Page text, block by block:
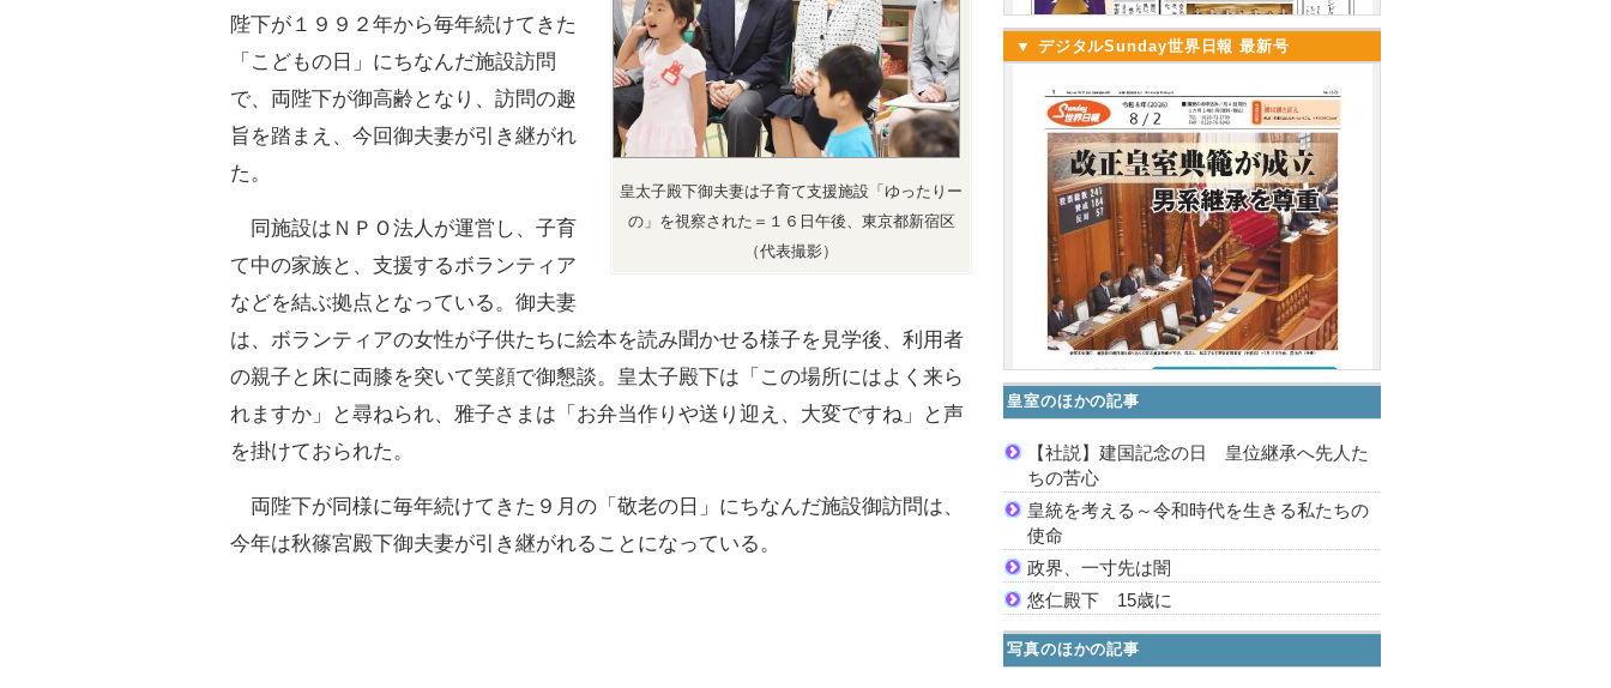
皇太子殿下御夫妻は子育て支援施設「ゆったりー
の」を視察された＝１６日午後、東京都新宿区
（代表撮影）
陛下が１９９２年から毎年続けてきた
「こどもの日」にちなんだ施設訪問
で、両陛下が御高齢となり、訪問の趣
旨を踏まえ、今回御夫妻が引き継がれ
た。
同施設はＮＰＯ法人が運営し、子育
て中の家族と、支援するボランティア
などを結ぶ拠点となっている。御夫妻
は、ボランティアの女性が子供たちに絵本を読み聞かせる様子を見学後、利用者
の親子と床に両膝を突いて笑顔で御懇談。皇太子殿下は「この場所にはよく来ら
れますか」と尋ねられ、雅子さまは「お弁当作りや送り迎え、大変ですね」と声
を掛けておられた。
両陛下が同様に毎年続けてきた９月の「敬老の日」にちなんだ施設御訪問は、
今年は秋篠宮殿下御夫妻が引き継がれることになっている。
▼ デジタルSunday世界日報 最新号
皇室のほかの記事
【社説】建国記念の日 皇位継承へ先人た
ちの苦心
皇統を考える～令和時代を生きる私たちの
使命
政界、一寸先は闇
悠仁殿下 15歳に
写真のほかの記事